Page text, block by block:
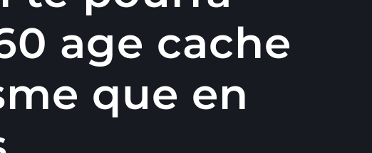
age cache
que en